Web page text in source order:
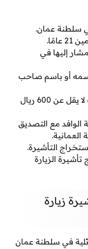
سلطنة عمان.
إليها في
أو باسم صاحب
حصول الوافد المقيم على راتب لا يقل عن 600 ريال
الوافد مع التصديق
العمانية.
التأشيرة.
الزيارة
زيارة
في سلطنة عمان